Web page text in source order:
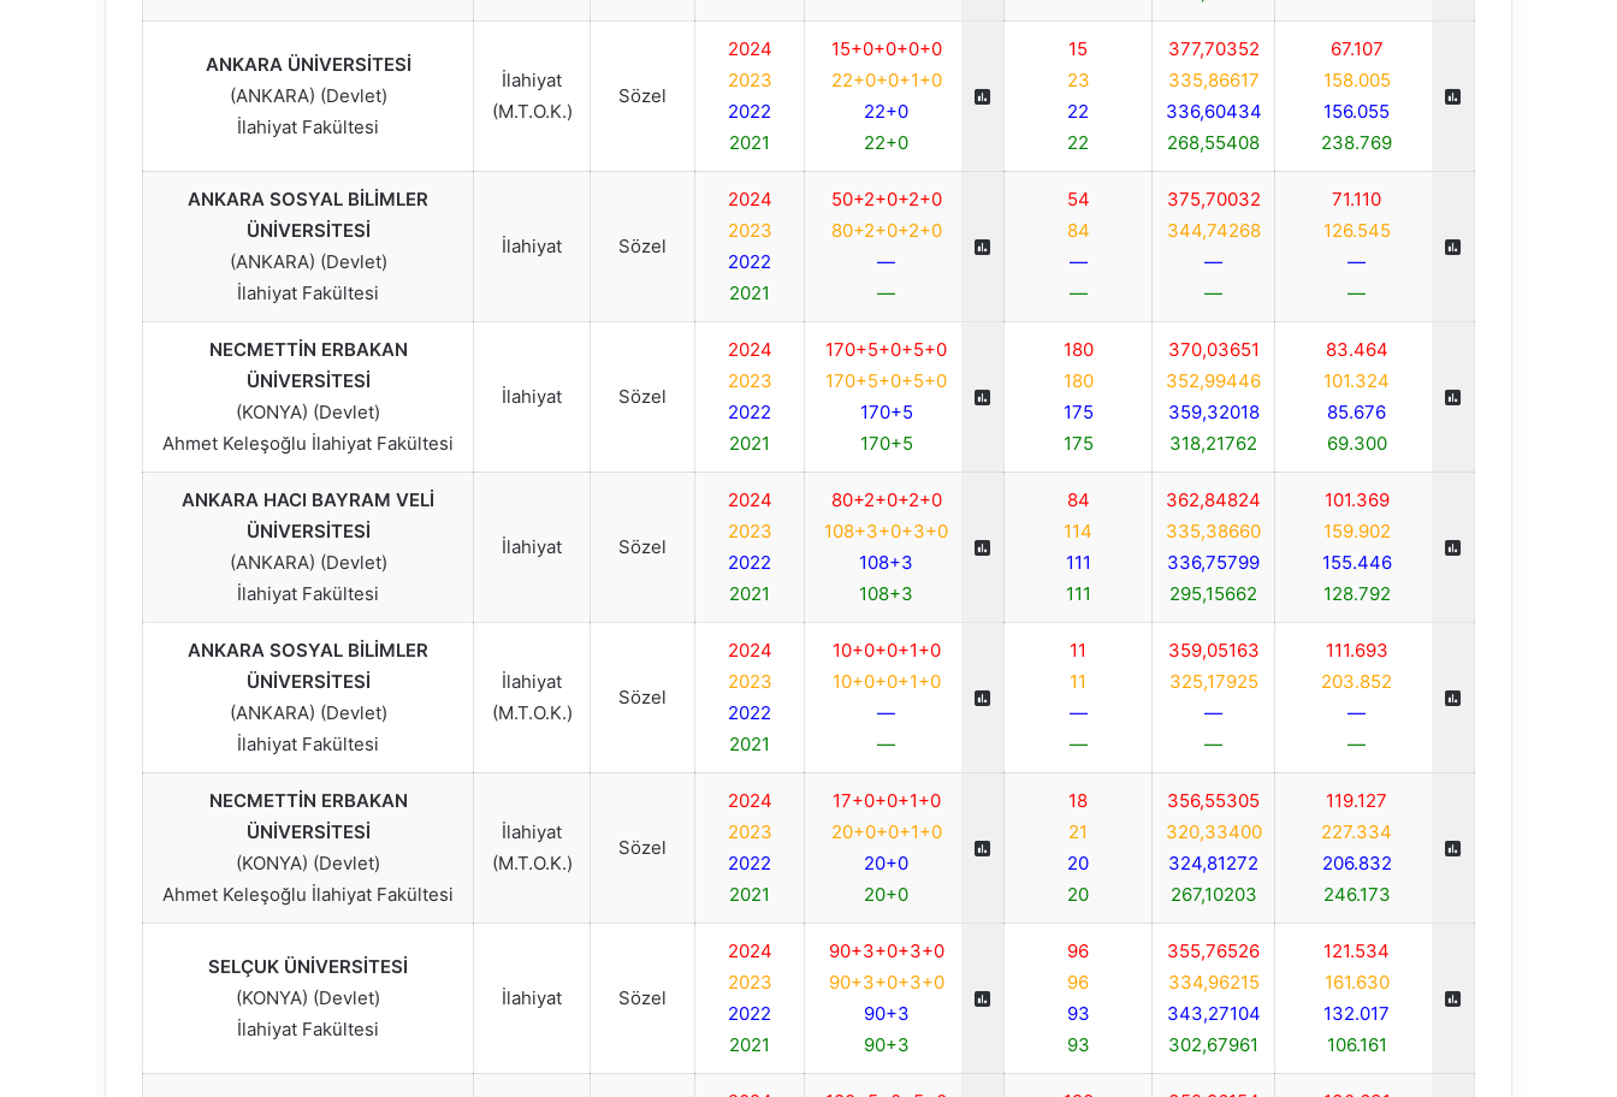
ANKARA ÜNİVERSİTESİ
(ANKARA) (Devlet)
İlahiyat Fakültesi
İlahiyat
(M.T.O.K.)
Sözel
2024
2023
2022
2021
15+0+0+0+0
22+0+0+1+0
22+0
22+0
15
23
22
22
377,70352
335,86617
336,60434
268,55408
67.107
158.005
156.055
238.769
ANKARA SOSYAL BİLİMLER
ÜNİVERSİTESİ
(ANKARA) (Devlet)
İlahiyat Fakültesi
İlahiyat Sözel
2024
2023
2022
2021
50+2+0+2+0
80+2+0+2+0
—
—
54
84
—
—
375,70032
344,74268
—
—
71.110
126.545
—
—
NECMETTİN ERBAKAN
ÜNİVERSİTESİ
(KONYA) (Devlet)
Ahmet Keleşoğlu İlahiyat Fakültesi
İlahiyat Sözel
2024
2023
2022
2021
170+5+0+5+0
170+5+0+5+0
170+5
170+5
180
180
175
175
370,03651
352,99446
359,32018
318,21762
83.464
101.324
85.676
69.300
ANKARA HACI BAYRAM VELİ
ÜNİVERSİTESİ
(ANKARA) (Devlet)
İlahiyat Fakültesi
İlahiyat Sözel
2024
2023
2022
2021
80+2+0+2+0
108+3+0+3+0
108+3
108+3
84
114
111
111
362,84824
335,38660
336,75799
295,15662
101.369
159.902
155.446
128.792
ANKARA SOSYAL BİLİMLER
ÜNİVERSİTESİ
(ANKARA) (Devlet)
İlahiyat Fakültesi
İlahiyat
(M.T.O.K.)
Sözel
2024
2023
2022
2021
10+0+0+1+0
10+0+0+1+0
—
—
11
11
—
—
359,05163
325,17925
—
—
111.693
203.852
—
—
NECMETTİN ERBAKAN
ÜNİVERSİTESİ
(KONYA) (Devlet)
Ahmet Keleşoğlu İlahiyat Fakültesi
İlahiyat
(M.T.O.K.)
Sözel
2024
2023
2022
2021
17+0+0+1+0
20+0+0+1+0
20+0
20+0
18
21
20
20
356,55305
320,33400
324,81272
267,10203
119.127
227.334
206.832
246.173
SELÇUK ÜNİVERSİTESİ
(KONYA) (Devlet)
İlahiyat Fakültesi
İlahiyat Sözel
2024
2023
2022
2021
90+3+0+3+0
90+3+0+3+0
90+3
90+3
96
96
93
93
355,76526
334,96215
343,27104
302,67961
121.534
161.630
132.017
106.161